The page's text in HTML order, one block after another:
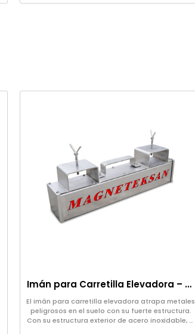
Imán para Carretilla Elevadora – Completamente Inoxidable – 10 cm Distancia Efectiva – Fácil Liberación con Asa
El imán para carretilla elevadora atrapa metales
peligrosos en el suelo con su fuerte estructura.
Con su estructura exterior de acero inoxidable, el